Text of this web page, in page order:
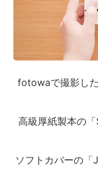
fotowaで撮影し
高級厚紙製本の
ソフトカバーの「